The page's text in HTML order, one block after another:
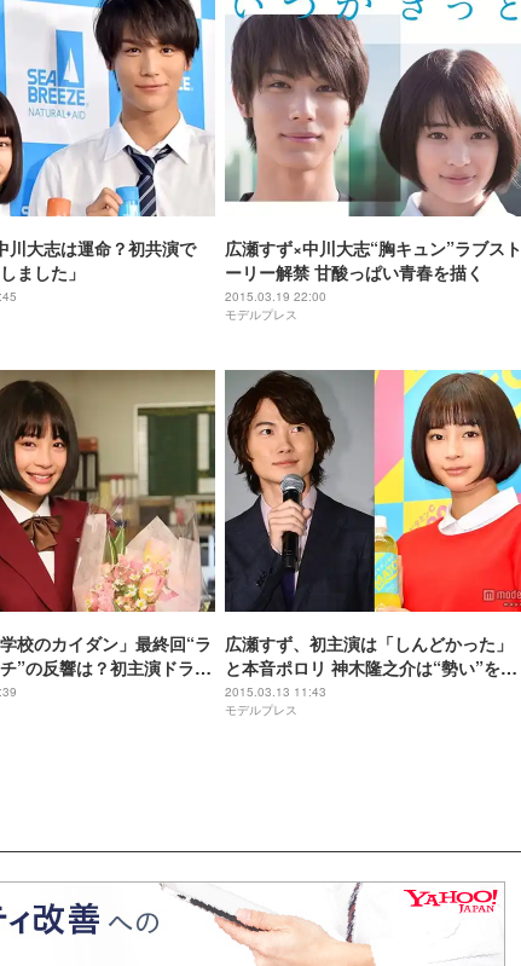
川大志は運命？初共演で
ました」
広瀬すず×中川大志“胸キュン”ラブスト
ーリー解禁 甘酸っぱい青春を描く
2015.03.19 22:00
モデルプレス
校のカイダン」最終回“ラ
”の反響は？初主演ドラマ
ダン登り続けます」
広瀬すず、初主演は「しんどかった」
と本音ポロリ 神木隆之介は“勢い”を評
価
2015.03.13 11:43
モデルプレス